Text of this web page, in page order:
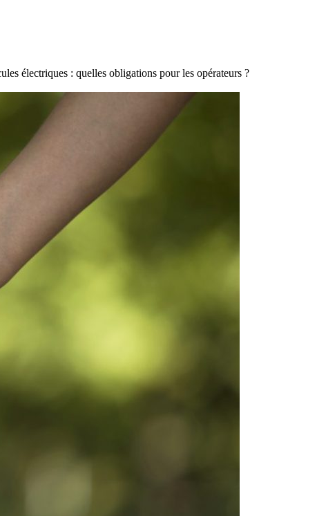
électriques : quelles obligations pour les opérateurs ?